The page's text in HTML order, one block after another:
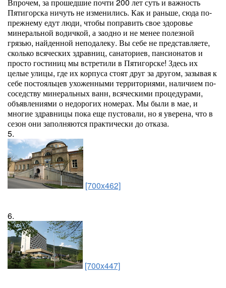
Пятигорска ничуть не изменились. Как и раньше, сюда по-
прежнему едут люди, чтобы поправить свое здоровье
минеральной водичкой, а заодно и не менее полезной
грязью, найденной неподалеку. Вы себе не представляете,
сколько всяческих здравниц, санаториев, пансионатов и
просто гостиниц мы встретили в Пятигорске! Здесь их
целые улицы, где их корпуса стоят друг за другом, зазывая к
себе постояльцев ухоженными территориями, наличием по-
соседству минеральных ванн, всяческими процедурами,
объявлениями о недорогих номерах. Мы были в мае, и
многие здравницы пока еще пустовали, но я уверена, что в
сезон они заполняются практически до отказа.
5.
[700x462]
6.
[700x447]